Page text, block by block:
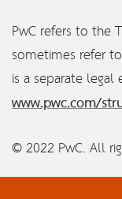
PwC refers to the
sometimes refer
is a separate legal
www.pwc.com/
© 2022 PwC. All